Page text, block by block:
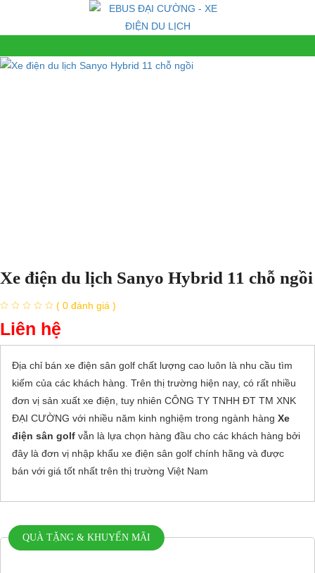
Xe điện du lịch Sanyo Hybrid 11 chỗ ngồi
( 0 đánh giá )
Liên hệ
Địa chỉ bán xe điện sân golf chất lượng cao luôn là nhu cầu tìm
kiếm của các khách hàng. Trên thị trường hiện nay, có rất nhiều
đơn vị sản xuất xe điện, tuy nhiên CÔNG TY TNHH ĐT TM XNK
ĐẠI CƯỜNG với nhiều năm kinh nghiệm trong ngành hàng Xe
điện sân golf vẫn là lựa chọn hàng đầu cho các khách hàng bởi
đây là đơn vị nhập khẩu xe điện sân golf chính hãng và được
bán với giá tốt nhất trên thị trường Việt Nam
QUÀ TẶNG & KHUYẾN MÃI